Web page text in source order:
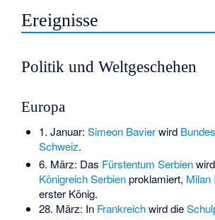
Ereignisse
Politik und Weltgeschehen
Europa
1. Januar: Simeon Bavierwird
Schweiz.
6. März: Das Fürstentum Serbien
Königreich Serbienproklamiert, Milan
erster König.
28. März: In Frankreichwird die